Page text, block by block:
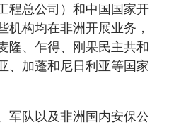
程总公司）和中国国家开
机构均在非洲开展业务，
隆、乍得、刚果民主共和
、加蓬和尼日利亚等国家
军队以及非洲国内安保公